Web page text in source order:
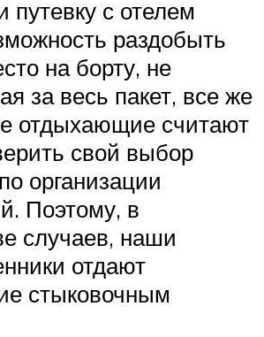
путевку с отелем
раздобыть
на борту, не
за весь пакет, все же
отдыхающие считают
свой выбор
организации
Поэтому, в
случаев, наши
отдают
стыковочным